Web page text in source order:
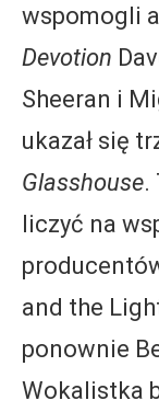
wspomogli
Devotion
Sheeran i
ukazał się
Glasshouse.
liczyć na
and the
ponownie
Wokalistka